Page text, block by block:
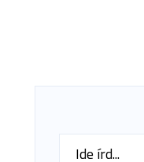
Search